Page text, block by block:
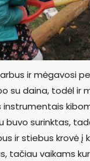
ir mėgavosi
su daina, todėl
buvo surinktas,
ir stiebus krovė į
tačiau vaikams